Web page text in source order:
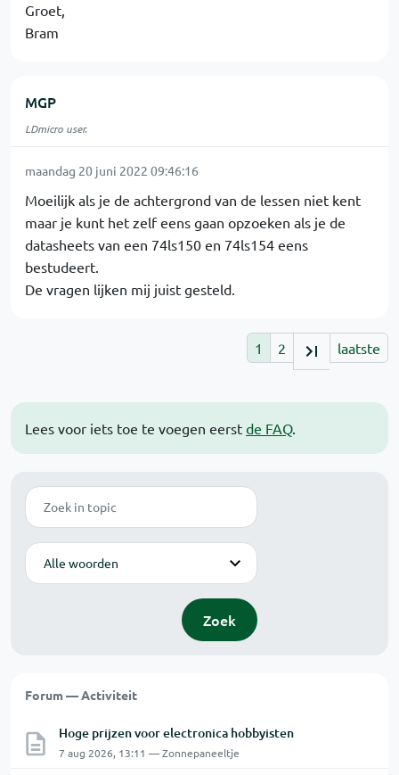
Lees voor iets toe te voegen eerst de FAQ.
Zoek
Modus
Zoek
Forum — Activiteit
Hoge prijzen voor electronica hobbyisten
7 aug 2026, 13:11 — Zonnepaneeltje
Groet,
Bram
MGP
LDmicro user.
maandag 20 juni 2022 09:46:16
Moeilijk als je de achtergrond van de lessen niet kent
maar je kunt het zelf eens gaan opzoeken als je de
datasheets van een 74ls150 en 74ls154 eens
bestudeert.
De vragen lijken mij juist gesteld.
1 2 laatste